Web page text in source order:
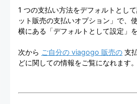
1 つの支払い方法をデフォルトとし
ット販売の支払いオプション」で、
横にある「デフォルトとして設定」
次から ご自分の viagogo 販売の 支
どに関しての情報をご覧になれます。